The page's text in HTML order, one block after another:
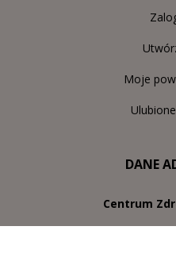
Moje
DANE
Centrum